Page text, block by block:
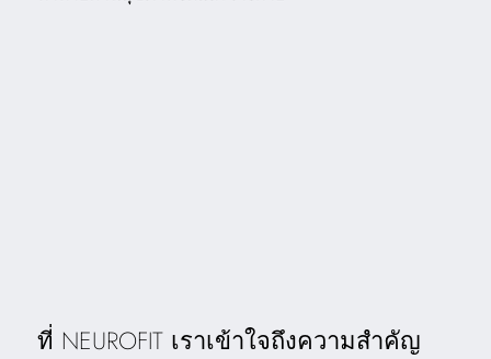
ที่ NEUROFIT เราเข้าใจถึงความสำคัญ